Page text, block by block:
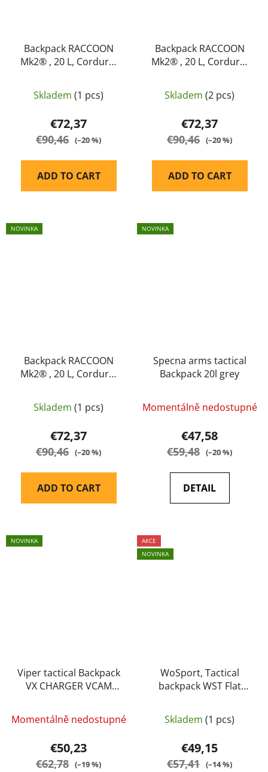
Backpack RACCOON
Mk2® , 20 L, Cordura,
Hunter
Skladem (1 pcs)
€72,37
€90,46 (–20 %)
ADD TO CART
Backpack RACCOON
Mk2® , 20 L, Cordura,
Skladem (2 pcs)
€72,37
€90,46 (–20 %)
ADD TO CART
NOVINKA
Backpack RACCOON
Mk2® , 20 L, Cordura,
Green
Skladem (1 pcs)
€72,37
€90,46 (–20 %)
ADD TO CART
NOVINKA
Specna arms tactical
Backpack 20l grey
Momentálně nedostupné
€47,58
€59,48 (–20 %)
DETAIL
NOVINKA
Viper tactical Backpack
VX CHARGER VCAM
Momentálně nedostupné
€50,23
€62,78 (–19 %)
AKCE
NOVINKA
WoSport, Tactical
backpack WST Flat
Skladem (1 pcs)
€49,15
€57,41 (–14 %)